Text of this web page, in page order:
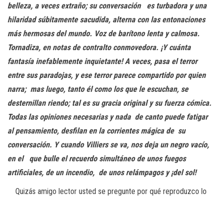
belleza, a veces extraño; su conversación es turbadora y una
hilaridad súbitamente sacudida, alterna con las entonaciones
más hermosas del mundo. Voz de barítono lenta y calmosa.
Tornadiza, en notasde contralto conmovedora. ¡Y cuánta
fantasía inefablemente inquietante! A veces, pasa el terror
entre sus paradojas, y ese terror parece compartido por quien
narra; mas luego, tanto él como los que le escuchan, se
desternillan riendo; tal es su gracia original y su fuerza cómica.
Todas las opiniones necesarias y nada de canto puede fatigar
al pensamiento, desfilan en la corrientes mágica de su
conversación. Y cuando Villiers se va, nos deja un negro vacío,
en el que bulle el recuerdo simultáneo de unos fuegos
artificiales, de un incendio, de unos relámpagos y ¡del sol!
Quizás amigo lector usted se pregunte por qué reproduzco lo